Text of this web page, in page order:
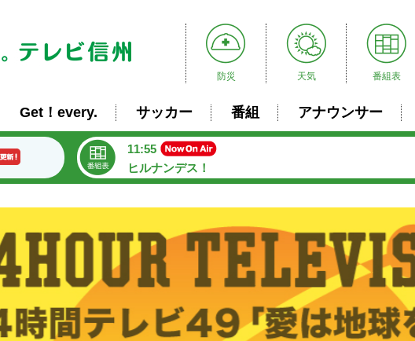
防災 天気 番組表
Get！every. サッカー 番組 アナウンサー